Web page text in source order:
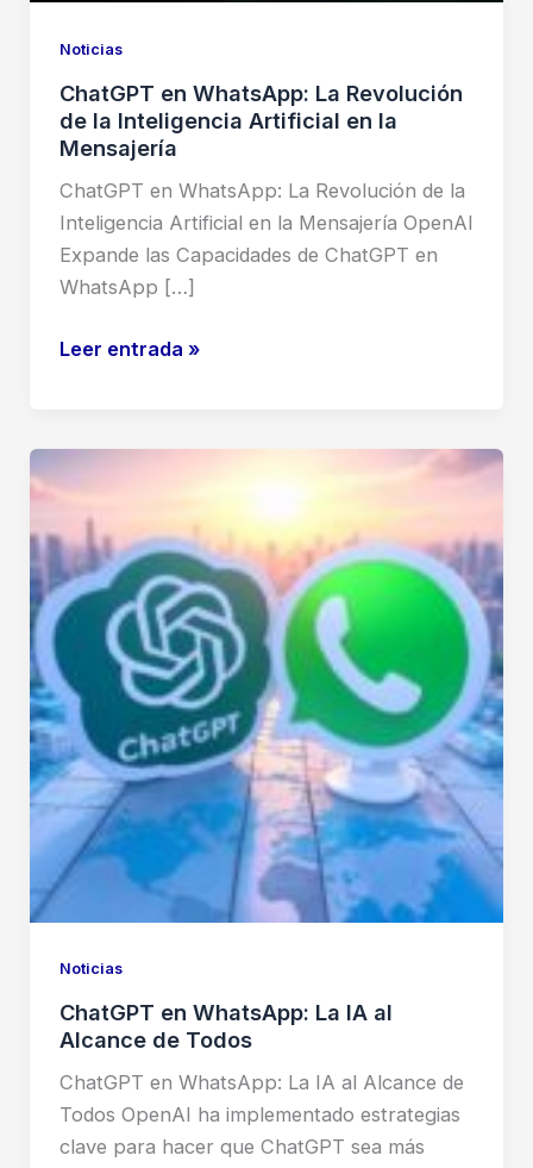
Noticias
ChatGPT en WhatsApp: La Revolución
de la Inteligencia Artificial en la
Mensajería
ChatGPT en WhatsApp: La Revolución de la
Inteligencia Artificial en la Mensajería OpenAI
Expande las Capacidades de ChatGPT en
WhatsApp […]
ChatGPT
La
Revolución
la
Inteligencia
Artificial
la
Mensajería
Leer entrada »
Noticias
ChatGPT en WhatsApp: La IA al
Alcance de Todos
ChatGPT en WhatsApp: La IA al Alcance de
Todos OpenAI ha implementado estrategias
clave para hacer que ChatGPT sea más